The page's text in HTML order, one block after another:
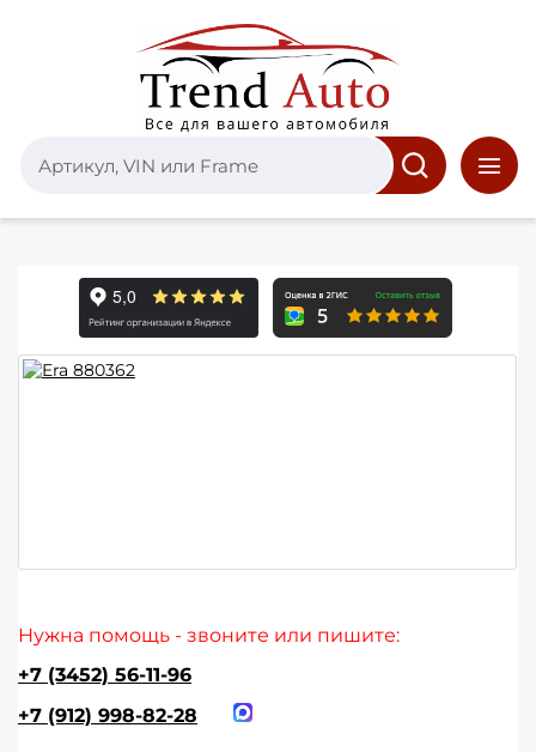
Нужна помощь - звоните или пишите:
+7 (3452) 56-11-96
+7 (912) 998-82-28